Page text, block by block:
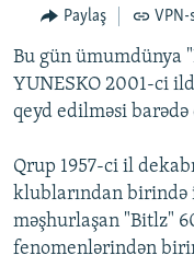
Axtarışa
keç
#ƏSLINDƏ
FƏRQƏ BAX
QANUNI DOĞRU
ARAŞDIRMA
MULTIMEDIA
VIDEO
FOTOQALEREYA
RADIO ARXIV
OXU ZALI
HAQQIMIZDA
Paylaş VPN-
Bu gün ümumdünya
YUNESKO 2001-ci
qeyd edilməsi
Qrup 1957-ci il
klublarından birində
məşhurlaşan "Bitlz"
fenomenlərindən